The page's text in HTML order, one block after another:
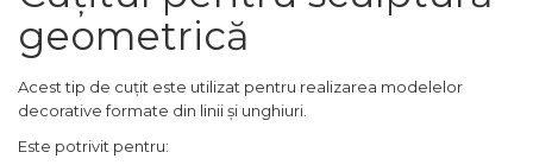
Indoit Tevi
Pile Metalice
geometrică
Acest tip de cuțit este utilizat pentru realizarea modelelor
decorative formate din linii și unghiuri.
Este potrivit pentru: